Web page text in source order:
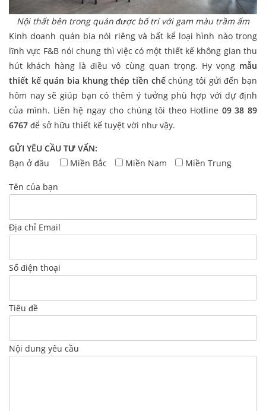
Nội thất bên trong quán được bố trí với gam màu trầm ấm
Kinh doanh quán bia nói riêng và bất kể loại hình nào trong
lĩnh vực F&B nói chung thì việc có một thiết kế không gian thu
hút khách hàng là điều vô cùng quan trọng. Hy vọng mẫu
thiết kế quán bia khung thép tiền chếchúng tôi gửi đến bạn
hôm nay sẽ giúp bạn có thêm ý tưởng phù hợp với dự định
của mình. Liên hệ ngay cho chúng tôi theo Hotline 09 38 89
6767 để sở hữu thiết kế tuyệt vời như vậy.
GỬI YÊU CẦU TƯ VẤN:
Bạn ở đâu
Miền Bắc Miền Nam Miền Trung
Tên của bạn
Địa chỉ Email
Số điện thoại
Tiêu đề
Nội dung yêu cầu